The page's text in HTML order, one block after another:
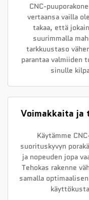
CNC-
vertaansa vailla
takaa, että
suurimmalla
tarkkuustaso
parantaa valmiiden
sinulle
Voimakkaita ja
Käytämme
suorituskyvyn
ja nopeuden jopa
Tehokas rakenne
samalla